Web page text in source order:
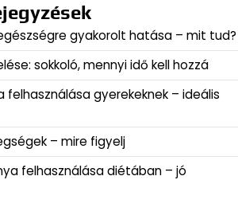
gyakorolt hatása – mit tud?
sokkoló, mennyi idő kell hozzá
felhasználása gyerekeknek – ideális
– mire figyelj
felhasználása diétában – jó